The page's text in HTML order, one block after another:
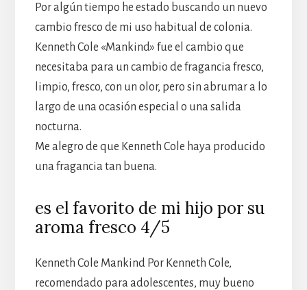
Por algún tiempo he estado buscando un nuevo
cambio fresco de mi uso habitual de colonia.
Kenneth Cole «Mankind» fue el cambio que
necesitaba para un cambio de fragancia fresco,
limpio, fresco, con un olor, pero sin abrumar a lo
largo de una ocasión especial o una salida
nocturna.
Me alegro de que Kenneth Cole haya producido
una fragancia tan buena.
es el favorito de mi hijo por su
aroma fresco 4/5
Kenneth Cole Mankind Por Kenneth Cole,
recomendado para adolescentes, muy bueno